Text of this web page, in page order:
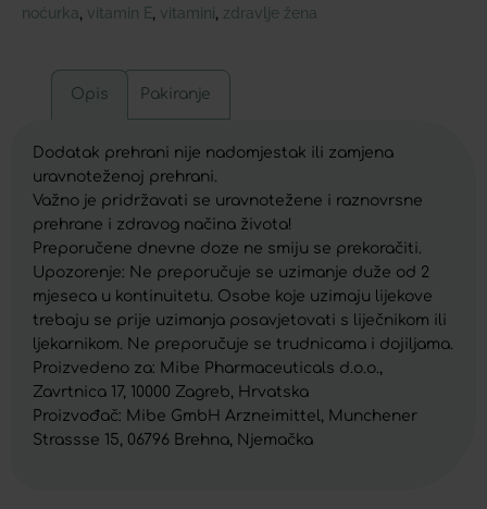
noćurka vitamin E vitamini zdravlje žena
Opis Pakiranje
Dodatak prehrani nije nadomjestak ili zamjena
uravnoteženoj prehrani.
Važno je pridržavati se uravnotežene i raznovrsne
prehrane i zdravog načina života!
Preporučene dnevne doze ne smiju se prekoračiti.
Upozorenje: Ne preporučuje se uzimanje duže od 2
mjeseca u kontinuitetu. Osobe koje uzimaju lijekove
trebaju se prije uzimanja posavjetovati s liječnikom ili
ljekarnikom. Ne preporučuje se trudnicama i dojiljama.
Proizvedeno za: Mibe Pharmaceuticals d.o.o.,
Zavrtnica 17, 10000 Zagreb, Hrvatska
Proizvođač: Mibe GmbH Arzneimittel, Munchener
Strassse 15, 06796 Brehna, Njemačka